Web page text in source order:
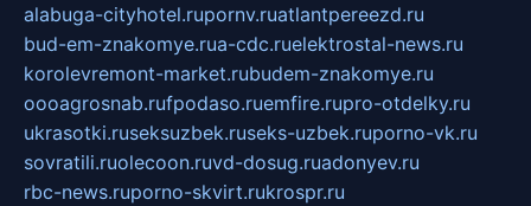
alabuga-cityhotel.rupornv.ruatlantpereezd.ru
bud-em-znakomye.rua-cdc.ruelektrostal-news.ru
korolevremont-market.rubudem-znakomye.ru
oooagrosnab.rufpodaso.ruemfire.rupro-otdelky.ru
ukrasotki.ruseksuzbek.ruseks-uzbek.ruporno-vk.ru
sovratili.ruolecoon.ruvd-dosug.ruadonyev.ru
rbc-news.ruporno-skvirt.rukrospr.ru